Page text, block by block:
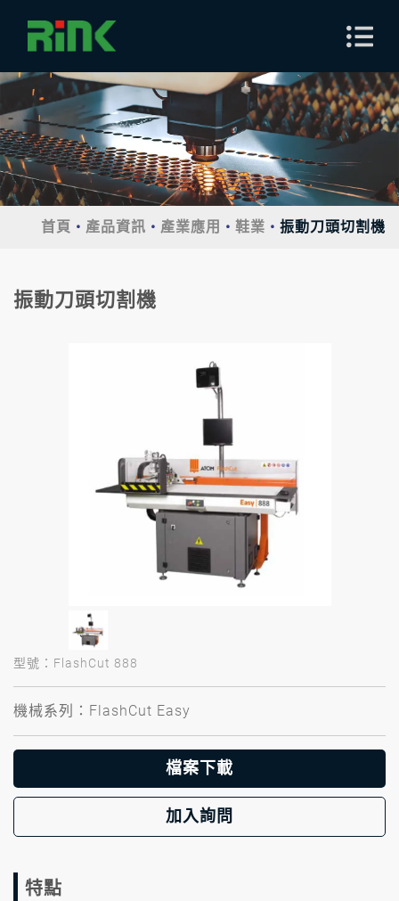
首頁 產品資訊 產業應用 鞋業 振動刀頭切割機
振動刀頭切割機
型號：FlashCut 888
機械系列：FlashCut Easy
檔案下載
加入詢問
特點